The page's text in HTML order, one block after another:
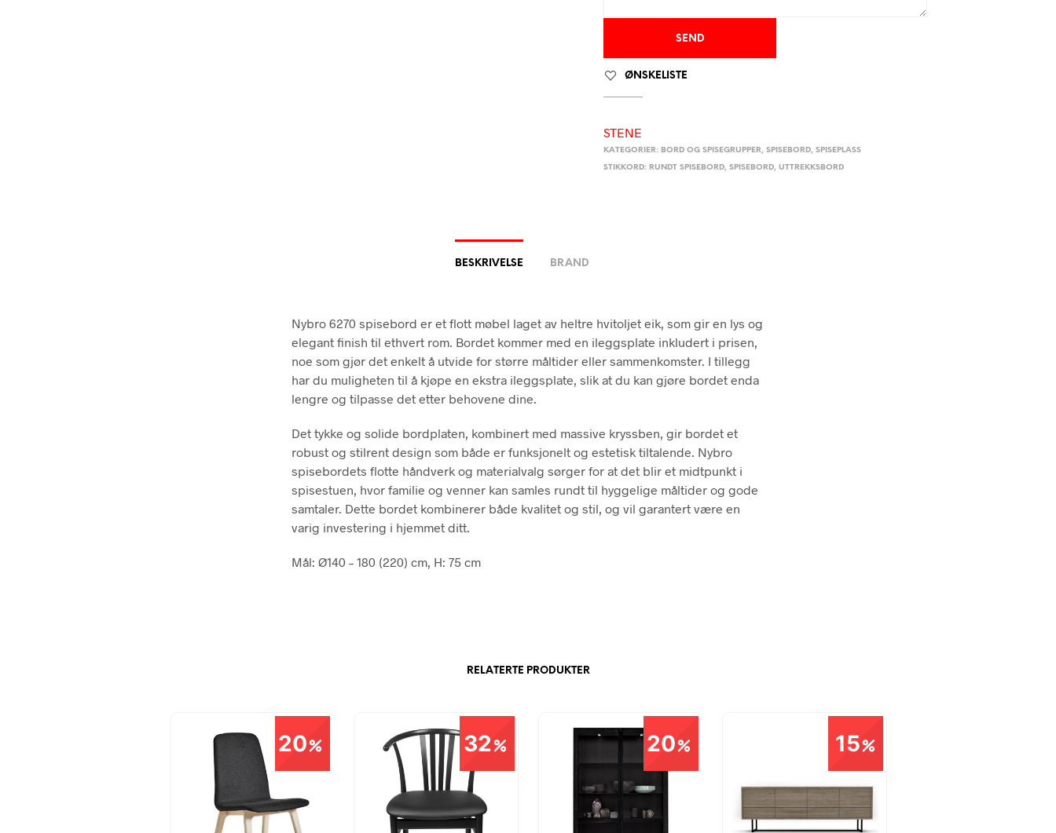
ØNSKELISTE
STENE
KATEGORIER: BORD OG SPISEGRUPPER,SPISEBORD,SPISEPLASS
STIKKORD: RUNDT SPISEBORD,SPISEBORD,UTTREKKSBORD
BESKRIVELSE BRAND
Nybro 6270 spisebord er et flott møbel laget av heltre hvitoljet eik, som gir en lys og
elegant finish til ethvert rom. Bordet kommer med en ileggsplate inkludert i prisen,
noe som gjør det enkelt å utvide for større måltider eller sammenkomster. I tillegg
har du muligheten til å kjøpe en ekstra ileggsplate, slik at du kan gjøre bordet enda
lengre og tilpasse det etter behovene dine.
Det tykke og solide bordplaten, kombinert med massive kryssben, gir bordet et
robust og stilrent design som både er funksjonelt og estetisk tiltalende. Nybro
spisebordets flotte håndverk og materialvalg sørger for at det blir et midtpunkt i
spisestuen, hvor familie og venner kan samles rundt til hyggelige måltider og gode
samtaler. Dette bordet kombinerer både kvalitet og stil, og vil garantert være en
varig investering i hjemmet ditt.
Mål: Ø140 – 180 (220) cm, H: 75 cm
RELATERTE PRODUKTER
20 32 20 15